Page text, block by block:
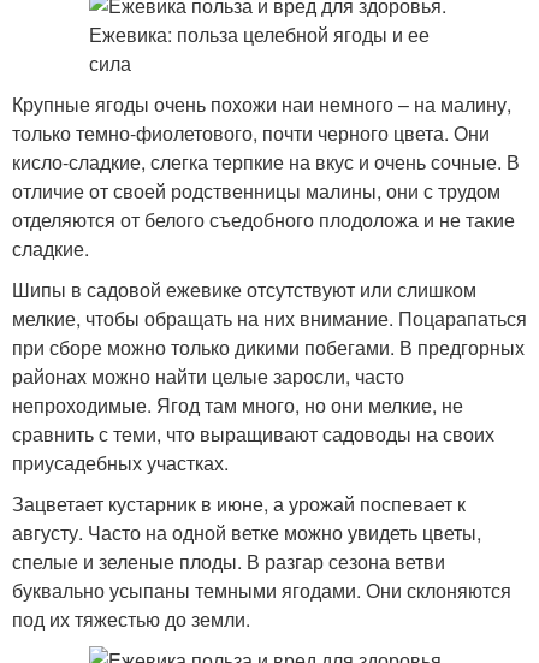
Крупные ягоды очень похожи наи немного – на малину,
только темно-фиолетового, почти черного цвета. Они
кисло-сладкие, слегка терпкие на вкус и очень сочные. В
отличие от своей родственницы малины, они с трудом
отделяются от белого съедобного плодоложа и не такие
сладкие.
Шипы в садовой ежевике отсутствуют или слишком
мелкие, чтобы обращать на них внимание. Поцарапаться
при сборе можно только дикими побегами. В предгорных
районах можно найти целые заросли, часто
непроходимые. Ягод там много, но они мелкие, не
сравнить с теми, что выращивают садоводы на своих
приусадебных участках.
Зацветает кустарник в июне, а урожай поспевает к
августу. Часто на одной ветке можно увидеть цветы,
спелые и зеленые плоды. В разгар сезона ветви
буквально усыпаны темными ягодами. Они склоняются
под их тяжестью до земли.